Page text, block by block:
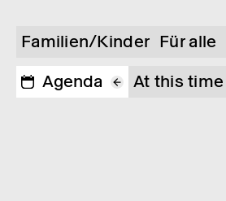
Familien/Kinder Für alle
Agenda
At this time